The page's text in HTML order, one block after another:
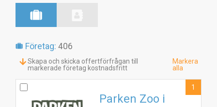
Företag: 406
Skapa och skicka offertförfrågan till
markerade företag kostnadsfritt
Markera
alla
Parken Zoo i
1